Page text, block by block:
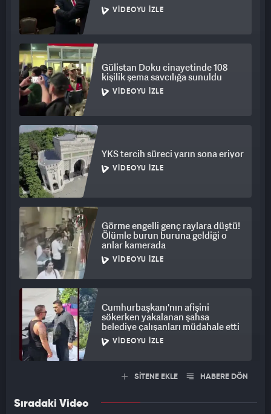
VIDEOYU İZLE
Gülistan Doku cinayetinde 108
kişilik şema savcılığa sunuldu
VIDEOYU İZLE
YKS tercih süreci yarın sona eriyor
VIDEOYU İZLE
Görme engelli genç raylara düştü!
Ölümle burun buruna geldiği o
anlar kamerada
VIDEOYU İZLE
Cumhurbaşkanı'nın afişini
sökerken yakalanan şahsa
belediye çalışanları müdahale etti
VIDEOYU İZLE
SİTENE EKLE HABERE DÖN
Sıradaki Video